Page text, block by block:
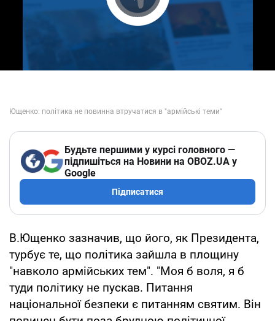
Play Video
Будьте першими у курсі головного —
підпишіться на Новини на OBOZ.UA у
Google
Підписатися
В.Ющенко зазначив, що його, як Президента,
турбує те, що політика зайшла в площину
"навколо армійських тем". "Моя б воля, я б
туди політику не пускав. Питання
національної безпеки є питанням святим. Він